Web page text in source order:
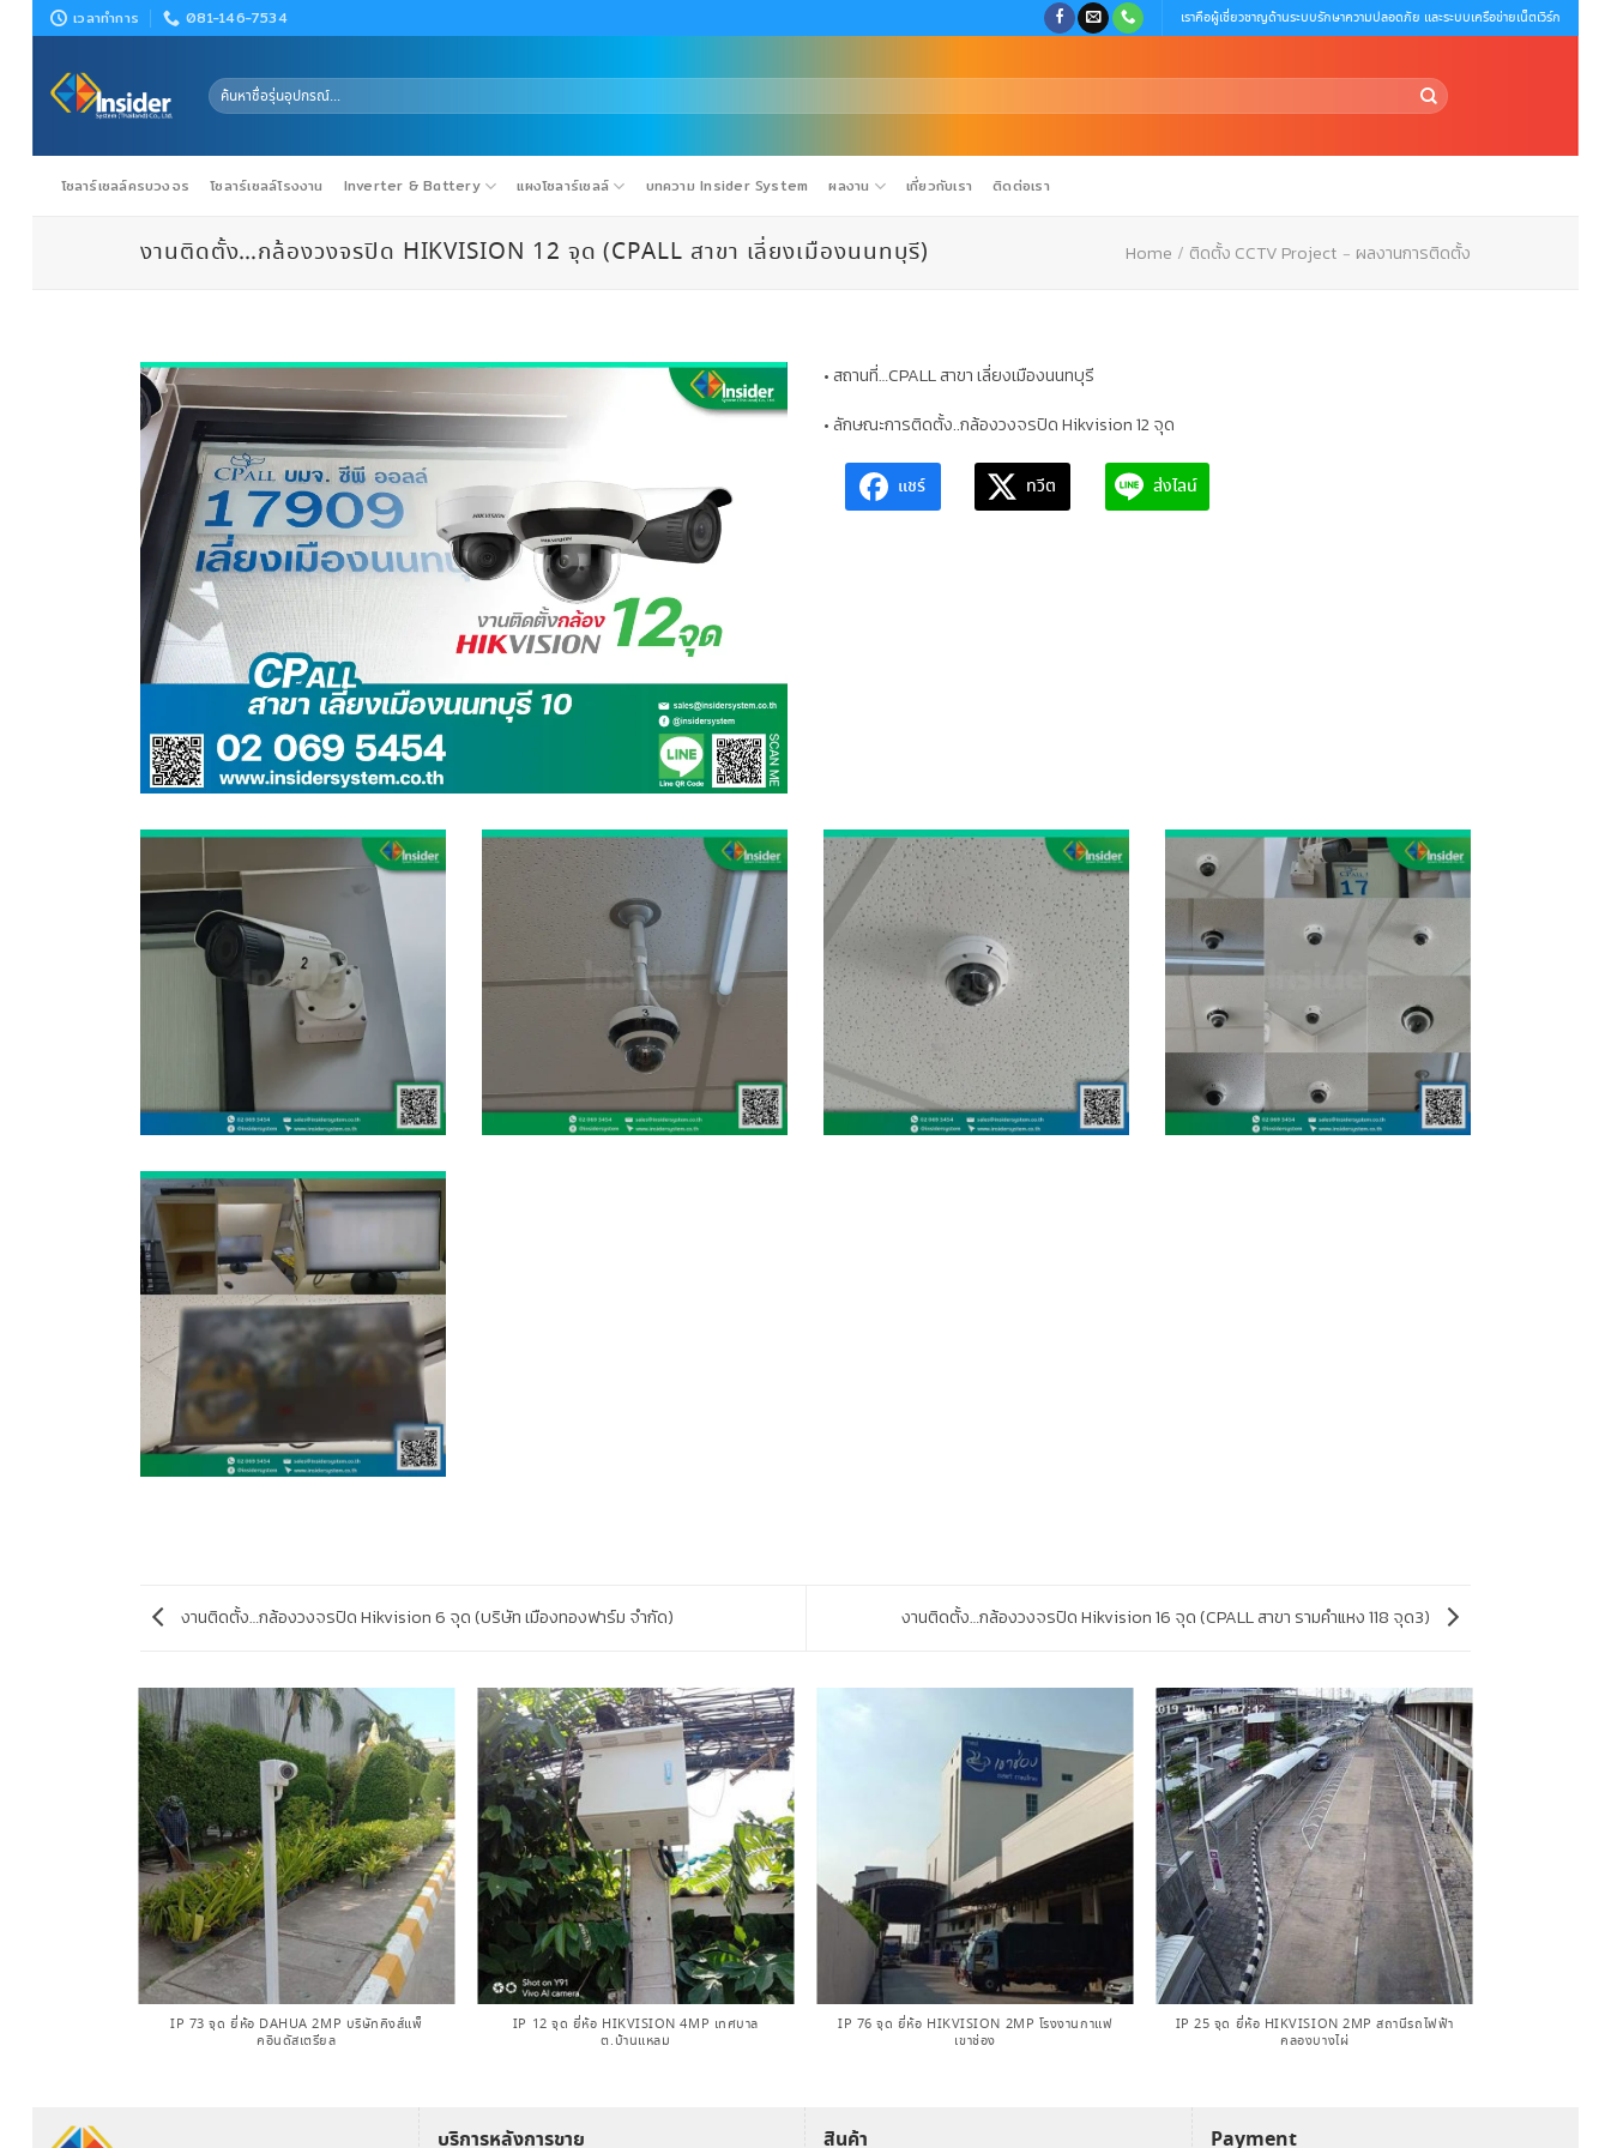
Skip
to
เวลาทำการ 081-146-7534 เราคือผู้เชี่ยวชาญด้านระบบรักษาความปลอดภัย และระบบเครือข่ายเน็ตเวิร์ก
ค้นหา:
โซลาร์เซลล์ครบวงจร โซลาร์เซลล์โรงงาน Inverter & Battery แผงโซลาร์เซลล์ บทความ Insider System ผลงาน เกี่ยวกับเรา ติดต่อเรา
งานติดตั้ง…กล้องวงจรปิด HIKVISION 12 จุด (CPALL สาขา เลี่ยงเมืองนนทบุรี) Home / ติดตั้ง CCTV Project - ผลงานการติดตั้ง
• สถานที่…CPALL สาขา เลี่ยงเมืองนนทบุรี
• ลักษณะการติดตั้ง..กล้องวงจรปิด Hikvision 12 จุด
แชร์ ทวีต ส่งไลน์
งานติดตั้ง…กล้องวงจรปิด Hikvision 6 จุด (บริษัท เมืองทองฟาร์ม จำกัด) งานติดตั้ง…กล้องวงจรปิด Hikvision 16 จุด (CPALL สาขา รามคำแหง 118 จุด3)
IP 73 จุด ยี่ห้อ DAHUA 2MP บริษัทคิงส์แพ็
คอินดัสเตรียล
IP 12 จุด ยี่ห้อ HIKVISION 4MP เทศบาล
ต.บ้านแหลม
IP​ 76 จุด ยี่ห้อ HIKVISION 2MP โรงงานกาแฟ
เขาช่อง
IP 25 จุด ยี่ห้อ HIKVISION 2MP​ สถานีรถไฟฟ้า​
คลองบางไผ่
บริการหลังการขาย สินค้า Payment